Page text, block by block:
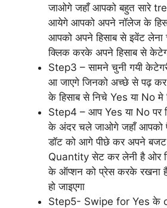
जाओगे जहाँ आपको बहुत सारे
आयेगे आपको अपने नॉलेज के
आपको अपने हिसाब से इवेंट लेना
क्लिक करके अपने हिसाब से
Step3 – सामने चुनी गयी
आ जाएगे जिनको अच्छे से पढ़
के हिसाब से निचे Yes या No मे
Step4 – आप Yes या No पर
के अंदर चले जाओगे जहाँ आपको
डॉट को आगे पीछे कर अपने बजट
Quantity सेट कर लेनी है ओर
के ऑप्शन को प्रेस करके रखना है
हो जाइएगा
Step5- Swipe for Yes के